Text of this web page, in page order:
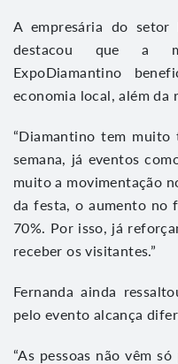
A empresária do setor
destacou que a
ExpoDiamantino
economia local, além da
“Diamantino tem muito
semana, já eventos
muito a movimentação
da festa, o aumento no
70%. Por isso, já
receber os visitantes.”
Fernanda ainda
pelo evento alcança
“As pessoas não vêm